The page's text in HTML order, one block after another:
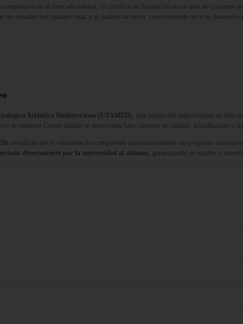
en el mercado laboral, al certificar su formación en un área de creciente
los desafíos del cuidado renal y el análisis de orina, contribuyendo así a su
Atlántico Mediterráneo (UTAMED), una institución especializada en
de nuestros Cursos Online se desarrollen bajo criterios de calidad, actualización y
certifican que el estudiante ha completado satisfactoriamente un programa
directamente por la universidad al alumno, garantizando su validez y